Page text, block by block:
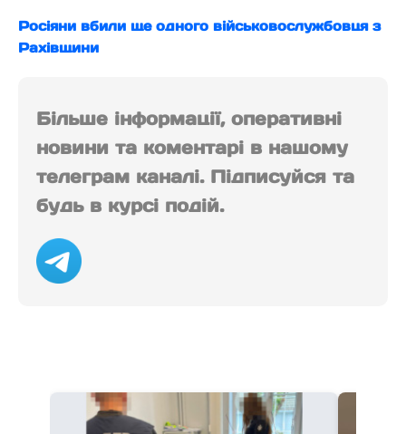
Росіяни вбили ще одного військовослужбовця з
Рахівщини
Більше інформації, оперативні
новини та коментарі в нашому
телеграм каналі. Підписуйся та
будь в курсі подій.